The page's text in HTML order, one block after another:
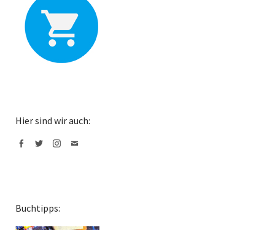
Hier sind wir auch:
Buchtipps: